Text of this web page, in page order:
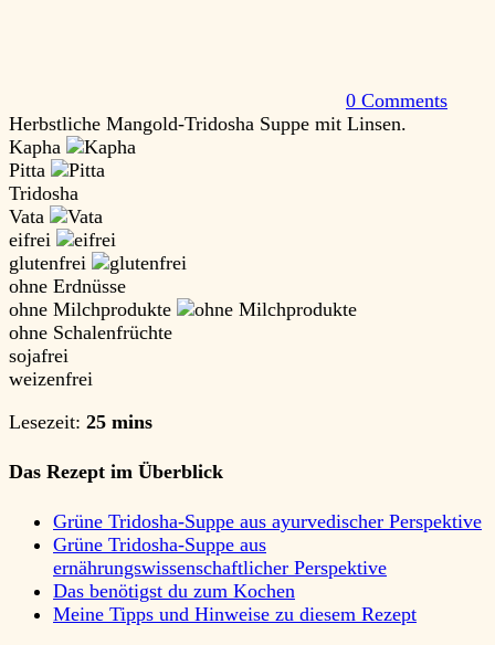
0 Comments
Herbstliche Mangold-Tridosha Suppe mit Linsen.
Kapha
Pitta
Tridosha
Vata
eifrei
glutenfrei
ohne Erdnüsse
ohne Milchprodukte
ohne Schalenfrüchte
sojafrei
weizenfrei
Lesezeit: 25 mins
Das Rezept im Überblick
Grüne Tridosha-Suppe aus ayurvedischer Perspektive
Grüne Tridosha-Suppe aus
ernährungswissenschaftlicher Perspektive
Das benötigst du zum Kochen
Meine Tipps und Hinweise zu diesem Rezept